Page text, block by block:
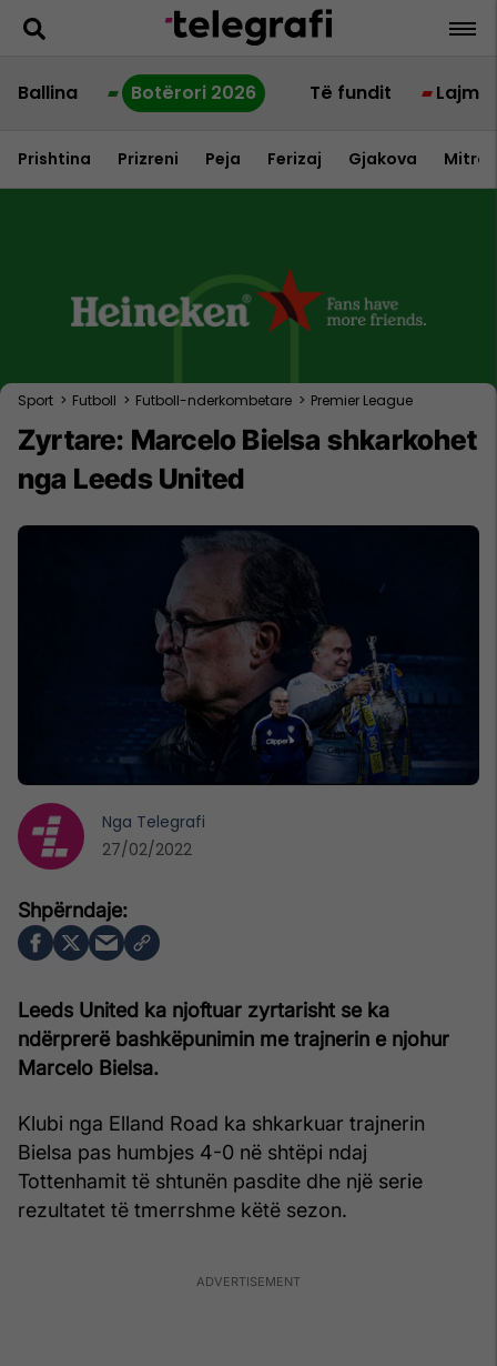
Ballina Botërori 2026 Të fundit Lajme
Prishtina Prizreni Peja Ferizaj Gjakova
Sport > Futboll > Futboll-nderkombetare > Premier League
Zyrtare: Marcelo Bielsa shkarkohet
nga Leeds United
Leeds United ka njoftuar zyrtarisht se ka
ndërprerë bashkëpunimin me trajnerin e njohur
Marcelo Bielsa.
Klubi nga Elland Road ka shkarkuar trajnerin
Bielsa pas humbjes 4-0 në shtëpi ndaj
Tottenhamit të shtunën pasdite dhe një serie
rezultatet të tmerrshme këtë sezon.
Nga Telegrafi
27/02/2022